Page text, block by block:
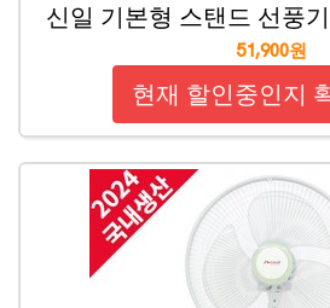
신일 기본형 스탠드 선풍
51,900원
현재 할인중인지